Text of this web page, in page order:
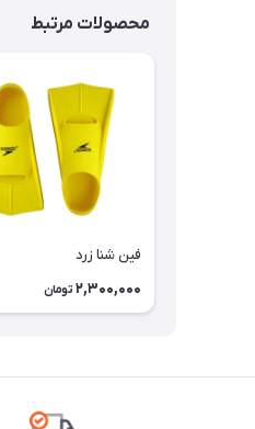
محصولات مرتبط
فین شنا زرد
2,300,000 تومان